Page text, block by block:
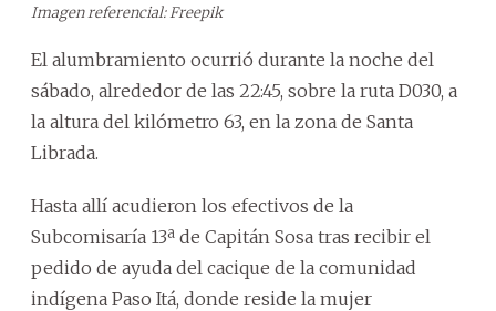
Imagen referencial: Freepik
El alumbramiento ocurrió durante la noche del
sábado, alrededor de las 22:45, sobre la ruta D030, a
la altura del kilómetro 63, en la zona de Santa
Librada.
Hasta allí acudieron los efectivos de la
Subcomisaría 13ª de Capitán Sosa tras recibir el
pedido de ayuda del cacique de la comunidad
indígena Paso Itá, donde reside la mujer